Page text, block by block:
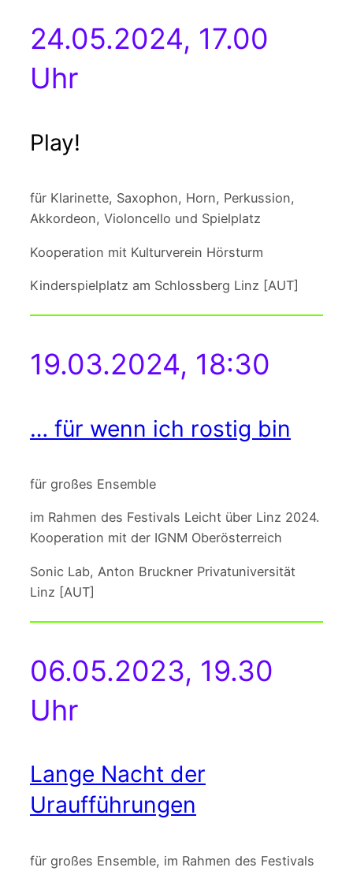
24.05.2024, 17.00
Uhr
Play!
für Klarinette, Saxophon, Horn, Perkussion,
Akkordeon, Violoncello und Spielplatz
Kooperation mit Kulturverein Hörsturm
Kinderspielplatz am Schlossberg Linz [AUT]
19.03.2024, 18:30
… für wenn ich rostig bin
für großes Ensemble
im Rahmen des Festivals Leicht über Linz 2024.
Kooperation mit der IGNM Oberösterreich
Sonic Lab, Anton Bruckner Privatuniversität
Linz [AUT]
06.05.2023, 19.30
Uhr
Lange Nacht der
Uraufführungen
für großes Ensemble, im Rahmen des Festivals